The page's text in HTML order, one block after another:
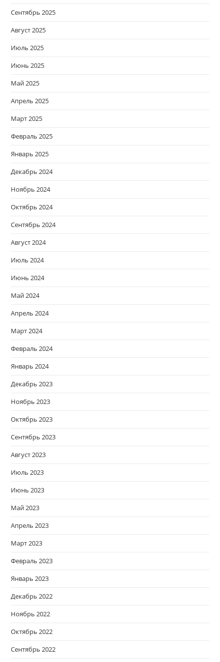
Сентябрь 2025
Август 2025
Июль 2025
Июнь 2025
Май 2025
Апрель 2025
Март 2025
Февраль 2025
Январь 2025
Декабрь 2024
Ноябрь 2024
Октябрь 2024
Сентябрь 2024
Август 2024
Июль 2024
Июнь 2024
Май 2024
Апрель 2024
Март 2024
Февраль 2024
Январь 2024
Декабрь 2023
Ноябрь 2023
Октябрь 2023
Сентябрь 2023
Август 2023
Июль 2023
Июнь 2023
Май 2023
Апрель 2023
Март 2023
Февраль 2023
Январь 2023
Декабрь 2022
Ноябрь 2022
Октябрь 2022
Сентябрь 2022